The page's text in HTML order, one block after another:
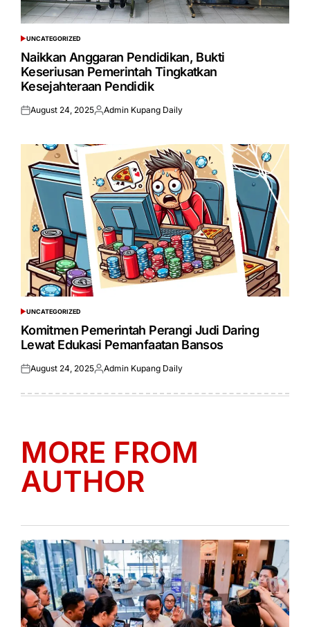
POSTED
IN
UNCATEGORIZED
Naikkan Anggaran Pendidikan, Bukti
Keseriusan Pemerintah Tingkatkan
Kesejahteraan Pendidik
Posted
August 24, 2025Posted
Admin Kupang Daily
POSTED
IN
UNCATEGORIZED
Komitmen Pemerintah Perangi Judi Daring
Lewat Edukasi Pemanfaatan Bansos
Posted
August 24, 2025Posted
Admin Kupang Daily
MORE FROM
AUTHOR